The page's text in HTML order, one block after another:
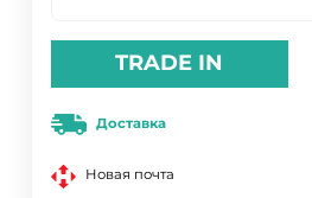
TRADE IN
Доставка
Новая почта